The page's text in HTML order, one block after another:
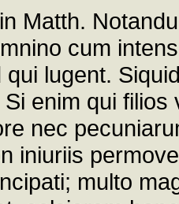
in Matth.
cum
lugent.
enim qui
nec
iniuriis
multo